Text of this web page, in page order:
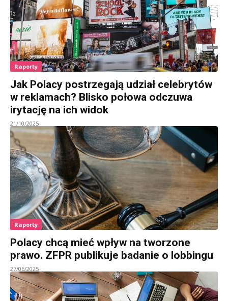
Raporty
Jak Polacy postrzegają udział celebrytów
w reklamach? Blisko połowa odczuwa
irytację na ich widok
21/10/2025
Raporty
Polacy chcą mieć wpływ na tworzone
prawo. ZFPR publikuje badanie o lobbingu
27/06/2025